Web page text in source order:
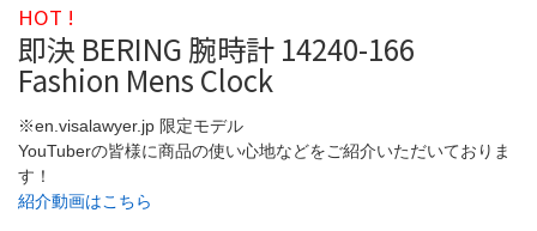
HOT !
即決 BERING 腕時計 14240-166
Fashion Mens Clock
※en.visalawyer.jp 限定モデル
YouTuberの皆様に商品の使い心地などをご紹介いただいておりま
す！
紹介動画はこちら